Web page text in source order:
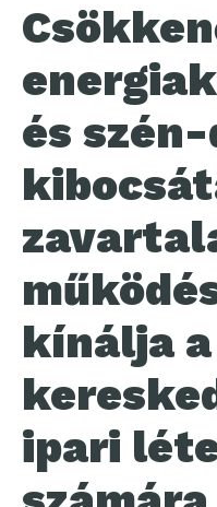
és
kínálja a
ipari